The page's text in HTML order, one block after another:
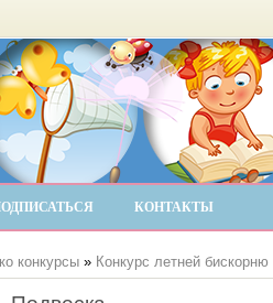
КОНТАКТЫ
конкурсы» Конкурс летней бискорню